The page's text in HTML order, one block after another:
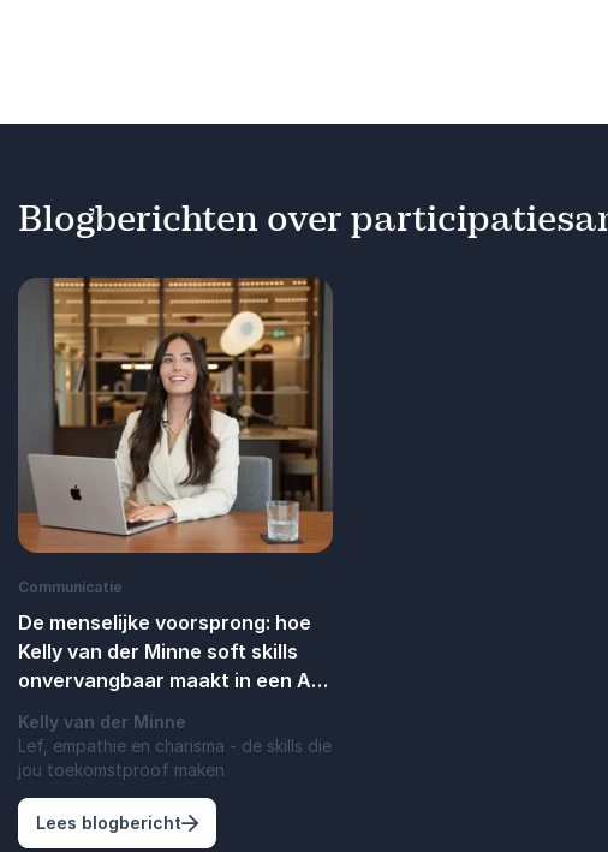
Blogberichten over
Communicatie
De menselijke voorsprong: hoe
Kelly van der Minne soft skills
onvervangbaar maakt in een AI-
Kelly van der Minne
Lef, empathie en charisma - de skills die
jou toekomstproof maken
Lees blogbericht: De menselijke voorsprong: hoe Kelly van der